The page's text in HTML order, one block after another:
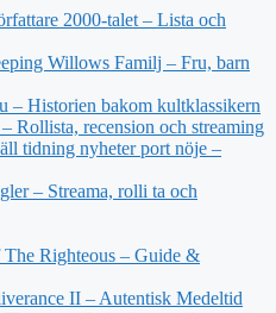
2000-talet – Lista och
Willows Familj – Fru, barn
– Historien bakom kultklassikern
Rollista, recension och streaming
tidning nyheter port nöje –
– Streama, rolli ta och
Righteous – Guide &
II – Autentisk Medeltid